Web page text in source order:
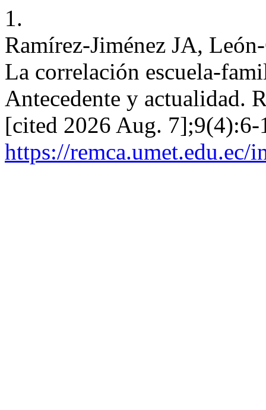
1.
Ramírez-Jiménez JA,
La correlación escuela-
Antecedente y actualidad.
[cited 2026 Aug.
https://